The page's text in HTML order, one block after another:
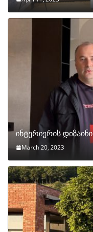
ინტერიერის დიზაინი
March 20, 2023